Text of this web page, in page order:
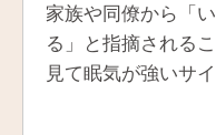
家族や同僚から「
る」と指摘される
見て眠気が強いサイ